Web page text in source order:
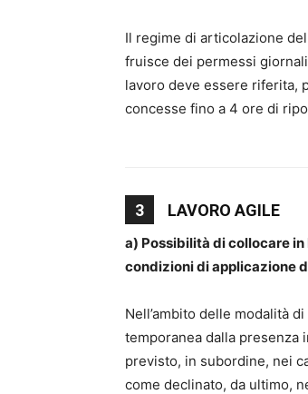
Il regime di articolazione
fruisce dei permessi
lavoro deve essere riferita,
concesse fino a 4 ore di
3 LAVORO AGILE
a) Possibilità di collocare
condizioni di applicazione
Nell’ambito delle modalità
temporanea dalla presenza
previsto, in subordine, nei
come declinato, da ultimo,